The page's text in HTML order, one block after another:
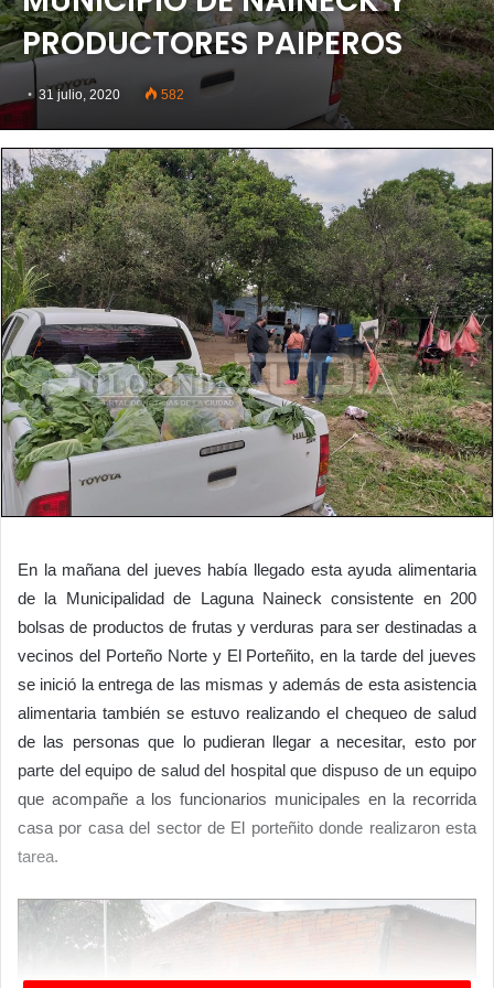
PRODUCTORES PAIPEROS
31 julio, 2020 582
En la mañana del jueves había llegado esta ayuda alimentaria
de la Municipalidad de Laguna Naineck consistente en 200
bolsas de productos de frutas y verduras para ser destinadas a
vecinos del Porteño Norte y El Porteñito, en la tarde del jueves
se inició la entrega de las mismas y además de esta asistencia
alimentaria también se estuvo realizando el chequeo de salud
de las personas que lo pudieran llegar a necesitar, esto por
parte del equipo de salud del hospital que dispuso de un equipo
que acompañe a los funcionarios municipales en la recorrida
casa por casa del sector de El porteñito donde realizaron esta
tarea.